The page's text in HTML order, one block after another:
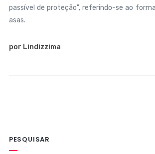
passível de proteção", referindo-se ao
asas.
por Lindizzima
PESQUISAR